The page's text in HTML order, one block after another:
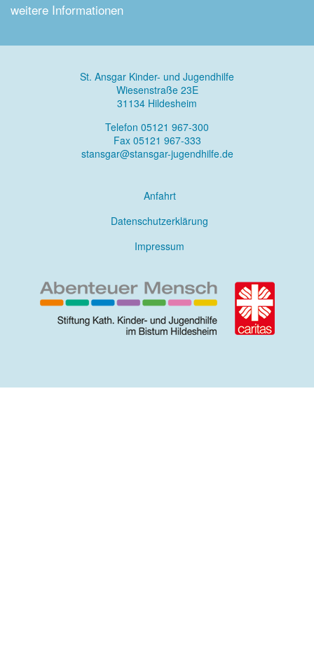
weitere Informationen
St. Ansgar Kinder- und Jugendhilfe
Wiesenstraße 23E
31134 Hildesheim
Telefon 05121 967-300
Fax 05121 967-333
stansgar@stansgar-jugendhilfe.de
Anfahrt
Datenschutzerklärung
Impressum